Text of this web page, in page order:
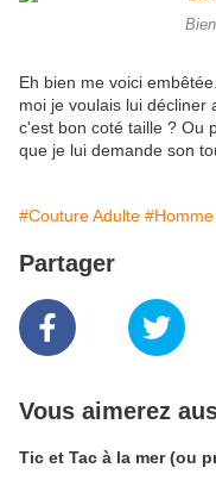
Eh bien me voici
moi je voulais lui décliner
c'est bon coté taille ? Ou
que je lui demande son
#Couture Adulte #Homme
Partager
Vous aimerez
Tic et Tac à la mer (ou